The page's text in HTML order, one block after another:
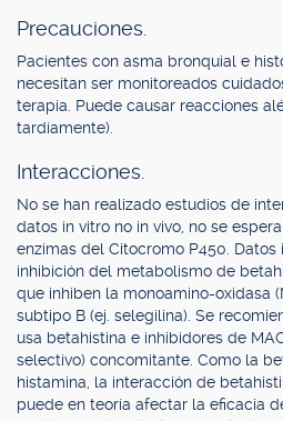
Precauciones.
Pacientes con asma bronquial e
necesitan ser monitoreados
terapia. Puede causar reacciones
tardíamente).
Interacciones.
No se han realizado estudios de
datos in vitro no in vivo, no se
enzimas del Citocromo P450. Datos
inhibición del metabolismo de
que inhiben la monoamino-oxidasa
subtipo B (ej. selegilina). Se
usa betahistina e inhibidores de
selectivo) concomitante. Como la
histamina, la interacción de
puede en teoría afectar la eficacia